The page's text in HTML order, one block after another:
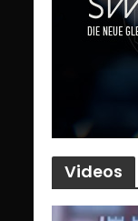
Videos